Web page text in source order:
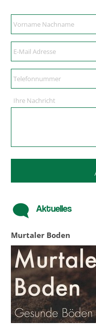
Ihre Nachricht
Aktuelles
Murtaler Boden